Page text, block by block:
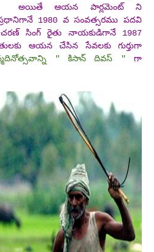
. అయితే ఆయన పార్లమెంట్ ని
1980 వ సంవత్సరము పదవి
చరణ్ సింగ్ రైతు నాయకుడిగానే 1987
ఆయన చేసిన సేవలకు గుర్తుగా
" కిసాన్‌ దివస్ " గా